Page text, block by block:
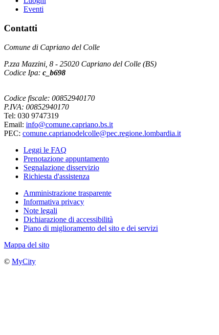
Eventi
Contatti
Comune di Capriano del Colle
P.zza Mazzini, 8 - 25020 Capriano del Colle (BS)
Codice Ipa: c_b698
Codice fiscale: 00852940170
P.IVA: 00852940170
Tel: 030 9747319
Email: info@comune.capriano.bs.it
PEC: comune.caprianodelcolle@pec.regione.lombardia.it
Leggi le FAQ
Prenotazione appuntamento
Segnalazione disservizio
Richiesta d'assistenza
Amministrazione trasparente
Informativa privacy
Note legali
Dichiarazione di accessibilità
Piano di miglioramento del sito e dei servizi
Mappa del sito
© MyCity